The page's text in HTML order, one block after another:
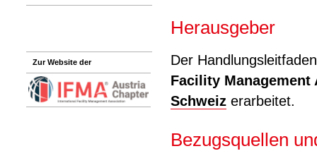
Zur Website der
Herausgeber
Der
Facility Management
Schweiz erarbeitet.
Bezugsquellen